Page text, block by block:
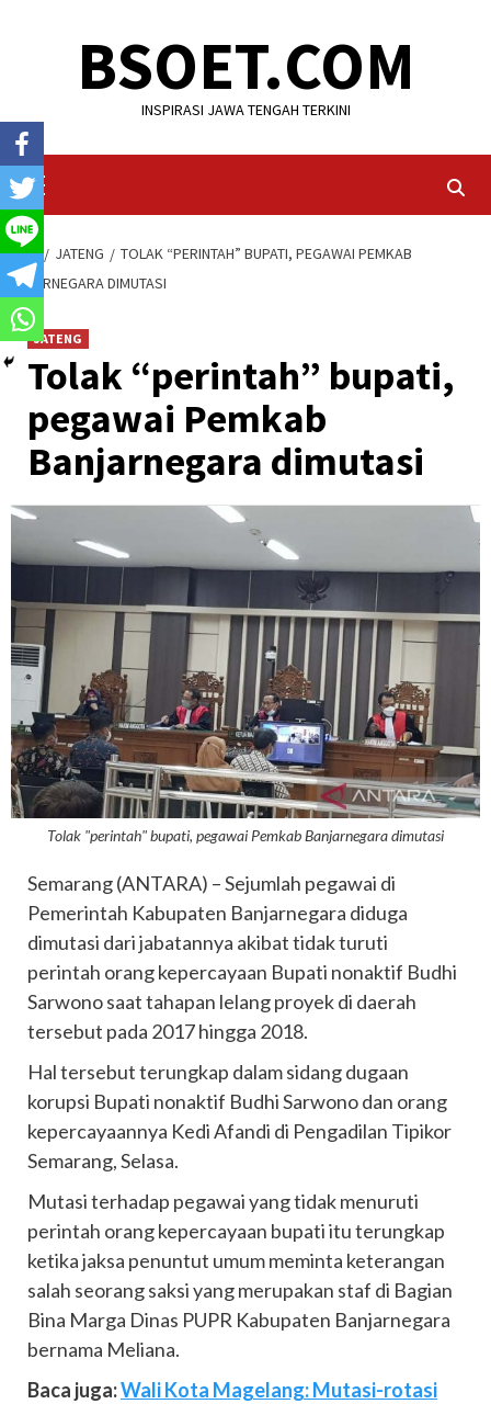
BSOET.COM
INSPIRASI JAWA TENGAH TERKINI
Primary
Menu
HOME JATENG
TOLAK “PERINTAH” BUPATI, PEGAWAI PEMKAB
BANJARNEGARA DIMUTASI
JATENG
Tolak “perintah” bupati,
pegawai Pemkab
Banjarnegara dimutasi
Tolak "perintah" bupati, pegawai Pemkab Banjarnegara dimutasi
Semarang (ANTARA) – Sejumlah pegawai di
Pemerintah Kabupaten Banjarnegara diduga
dimutasi dari jabatannya akibat tidak turuti
perintah orang kepercayaan Bupati nonaktif Budhi
Sarwono saat tahapan lelang proyek di daerah
tersebut pada 2017 hingga 2018.
Hal tersebut terungkap dalam sidang dugaan
korupsi Bupati nonaktif Budhi Sarwono dan orang
kepercayaannya Kedi Afandi di Pengadilan Tipikor
Semarang, Selasa.
Mutasi terhadap pegawai yang tidak menuruti
perintah orang kepercayaan bupati itu terungkap
ketika jaksa penuntut umum meminta keterangan
salah seorang saksi yang merupakan staf di Bagian
Bina Marga Dinas PUPR Kabupaten Banjarnegara
bernama Meliana.
Baca juga:Wali Kota Magelang: Mutasi-rotasi